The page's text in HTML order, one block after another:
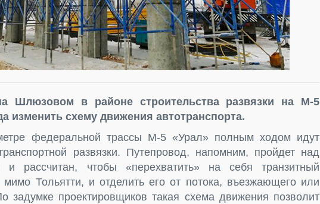
Шлюзовом в районе строительства развязки на М-5
изменить схему движения автотранспорта.
федеральной трассы М-5 «Урал» полным ходом идут
развязки. Путепровод, напомним, пройдет над
и рассчитан, чтобы «перехватить» на себя транзитный
Тольятти, и отделить его от потока, въезжающего или
задумке проектировщиков такая схема движения позволит